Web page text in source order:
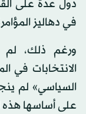
في دهاليز
ورغم ذلك، لم
الانتخابات في
السياسي» لم
على أساسها هذه